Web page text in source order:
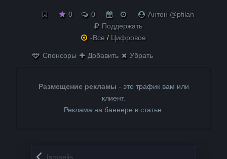
0 0
Антон @pfilan
Поддержать
-Все / Цифровое
Спонсоры Добавить Убрать
Размещение рекламы - это трафик вам или
клиент.
Реклама на баннере в статье.
Запись навигация
Ismaeljs